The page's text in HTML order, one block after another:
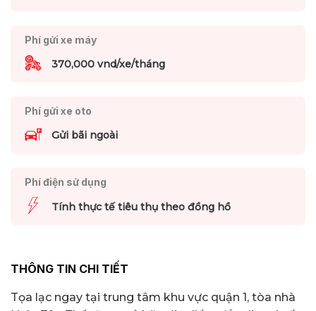
Phí gửi xe máy
370,000 vnd/xe/tháng
Phí gửi xe oto
Gửi bãi ngoài
Phí điện sử dụng
Tính thực tế tiêu thụ theo đồng hồ
THÔNG TIN CHI TIẾT
Tọa lạc ngay tại trung tâm khu vực quận 1, tòa nhà